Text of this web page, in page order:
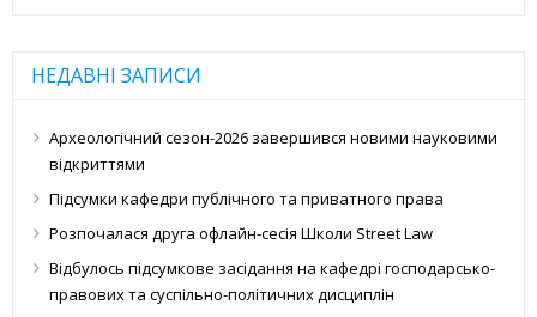
НЕДАВНІ ЗАПИСИ
Археологічний сезон-2026 завершився новими науковими
відкриттями
Підсумки кафедри публічного та приватного права
Розпочалася друга офлайн-сесія Школи Street Law
Відбулось підсумкове засідання на кафедрі господарсько-
правових та суспільно-політичних дисциплін